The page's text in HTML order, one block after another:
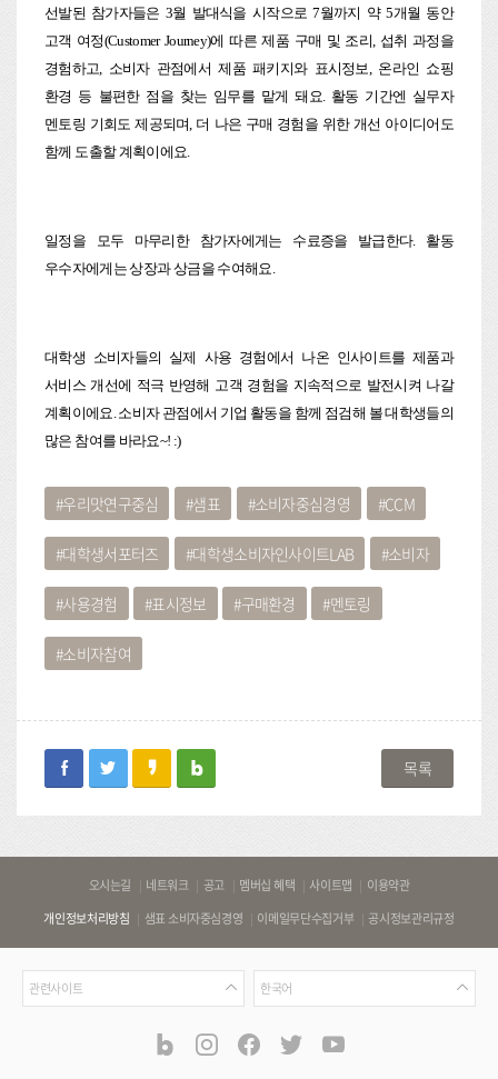
선발된 참가자들은 3월 발대식을 시작으로 7월까지 약 5개월 동안
고객 여정(Customer Journey)에 따른 제품 구매 및 조리, 섭취 과정을
경험하고, 소비자 관점에서 제품 패키지와 표시정보, 온라인 쇼핑
환경 등 불편한 점을 찾는 임무를 맡게 돼요. 활동 기간엔 실무자
멘토링 기회도 제공되며, 더 나은 구매 경험을 위한 개선 아이디어도
함께 도출할 계획이에요.
일정을 모두 마무리한 참가자에게는 수료증을 발급한다. 활동
우수자에게는 상장과 상금을 수여해요.
대학생 소비자들의 실제 사용 경험에서 나온 인사이트를 제품과
서비스 개선에 적극 반영해 고객 경험을 지속적으로 발전시켜 나갈
계획이에요. 소비자 관점에서 기업 활동을 함께 점검해 볼 대학생들의
많은 참여를 바라요~! :)
우리맛연구중심 샘표 소비자중심경영 CCM
대학생서포터즈 대학생소비자인사이트LAB 소비자
사용경험 표시정보 구매환경 멘토링
소비자참여
facebooktwitterkakaostory
blog 목록
오시는길 네트워크 공고 멤버십 혜택 사이트맵
이용약관
개인정보처리방침
샘표 소비자중심경영 이메일무단수집거부 공시정보관리규정
관
련
관련사이트
언
어
한국어
blog instagramfacebook
twitter